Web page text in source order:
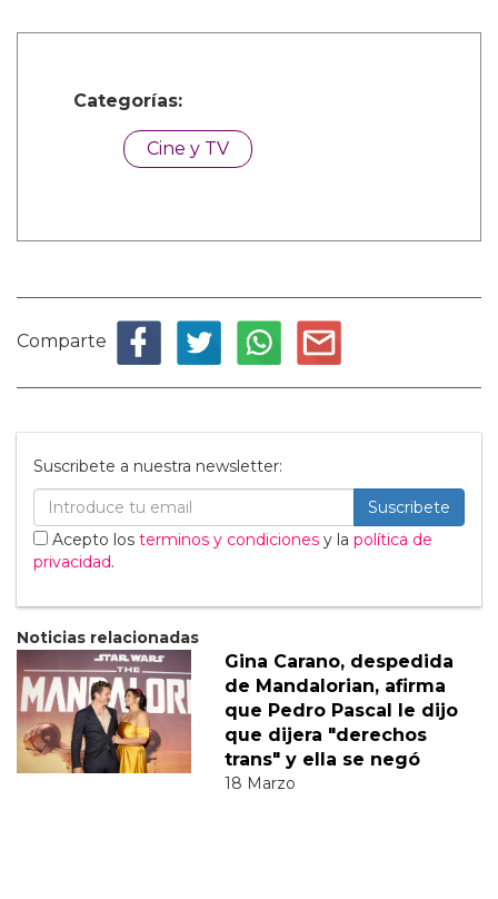
Categorías:
Cine y TV
Comparte
Suscribete a nuestra newsletter:
Suscribete
Acepto los terminos y condiciones y la política de
privacidad.
Noticias relacionadas
Gina Carano, despedida
de Mandalorian, afirma
que Pedro Pascal le dijo
que dijera "derechos
trans" y ella se negó
18 Marzo